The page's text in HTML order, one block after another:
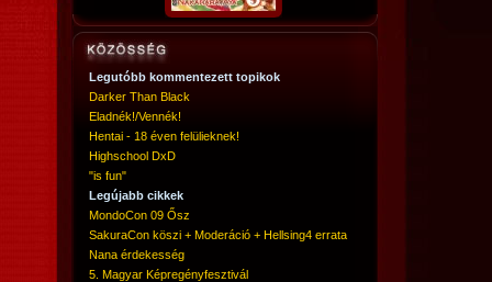
Legutóbb kommentezett topikok
Darker Than Black
Eladnék!/Vennék!
Hentai - 18 éven felülieknek!
Highschool DxD
"is fun"
Legújabb cikkek
MondoCon 09 Ősz
SakuraCon köszi + Moderáció + Hellsing4 errata
Nana érdekesség
5. Magyar Képregényfesztivál